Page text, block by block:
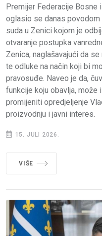
Premijer Federacije Bosne
oglasio se danas
suda u Zenici kojom je
otvaranje postupka
Zenica, naglašavajući da
te odluke na način koji bi
pravosuđe. Naveo je da,
funkcije koju obavlja, može
promijeniti opredjeljenje
proizvodnju i javni interes.
15. JULI 2026.
VIŠE